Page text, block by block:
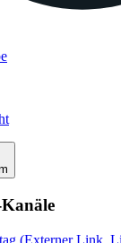
(Externer Link,